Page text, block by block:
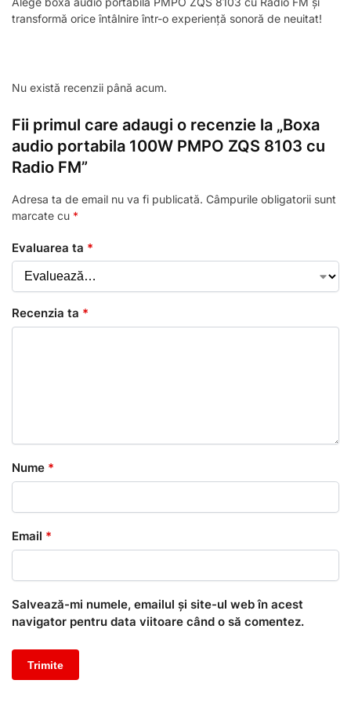
transformă orice întâlnire într-o experiență sonoră de neuitat!
Nu există recenzii până acum.
Fii primul care adaugi o recenzie la „Boxa
audio portabila 100W PMPO ZQS 8103 cu
Radio FM”
Adresa ta de email nu va fi publicată. Câmpurile obligatorii sunt
marcate cu *
Evaluarea ta *
Recenzia ta *
Nume *
Email *
Salvează-mi numele, emailul și site-ul web în acest
navigator pentru data viitoare când o să comentez.